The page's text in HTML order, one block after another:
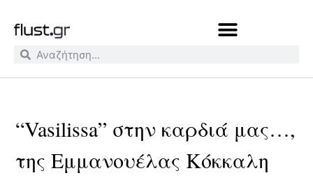
“Vasilissa” στην καρδιά μας…,
της Εμμανουέλας Κόκκαλη